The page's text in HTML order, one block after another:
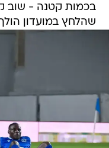
בכמות קטנה - שוב
שהלחץ במועדון הולך